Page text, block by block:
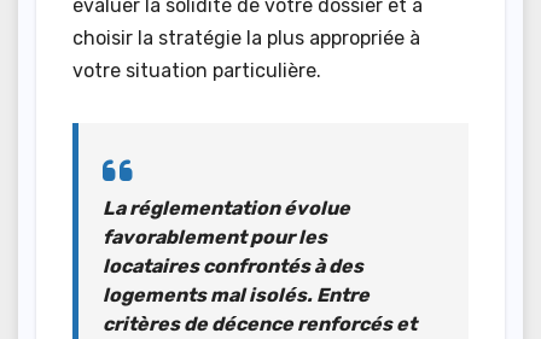
évaluer la solidité de votre dossier et à
choisir la stratégie la plus appropriée à
votre situation particulière.
La réglementation évolue
favorablement pour les
locataires confrontés à des
logements mal isolés. Entre
critères de décence renforcés et